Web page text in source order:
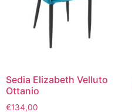
Sedia Elizabeth Velluto
Ottanio
€134,00